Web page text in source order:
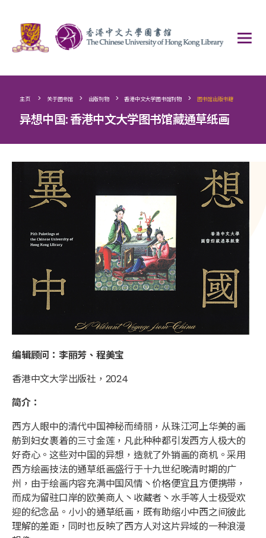
主页 > 关于图书馆 > 出版刊物 > 香港中文大学图书馆刊物 > 图书馆出版书籍
异想中国: 香港中文大学图书馆藏通草纸画
编辑顾问：李丽芳、程美宝
香港中文大学出版社，2024
简介：
西方人眼中的清代中国神秘而绮丽，从珠江河上华美的画
舫到妇女裹着的三寸金莲，凡此种种都引发西方人极大的
好奇心。这些对中国的异想，造就了外销画的商机。采用
西方绘画技法的通草纸画盛行于十九世纪晚清时期的广
州，由于绘画内容充满中国风情丶价格便宜且方便携带，
而成为留驻口岸的欧美商人丶收藏者丶水手等人士极受欢
迎的纪念品。小小的通草纸画，既有助缩小中西之间彼此
理解的差距，同时也反映了西方人对这片异域的一种浪漫